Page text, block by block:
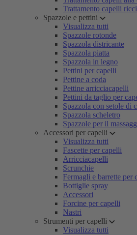
Trattamento capelli ricci
Spazzole e pettini
Visualizza tutti
Spazzole rotonde
Spazzola districante
Spazzola piatta
Spazzola in legno
Pettini per capelli
Pettine a coda
Pettine arricciacapelli
Pettini da taglio per
Spazzola con setole di
Spazzola scheletro
Spazzole per il
Accessori per capelli
Visualizza tutti
Fascette per capelli
Arricciacapelli
Scrunchie
Fermagli e barrette per
Bottiglie spray
Accessori
Forcine per capelli
Nastri
Strumenti per capelli
Visualizza tutti